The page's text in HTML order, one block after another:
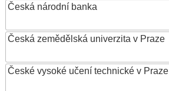
Česká národní banka
Česká zemědělská univerzita v Praze
České vysoké učení technické v Praze